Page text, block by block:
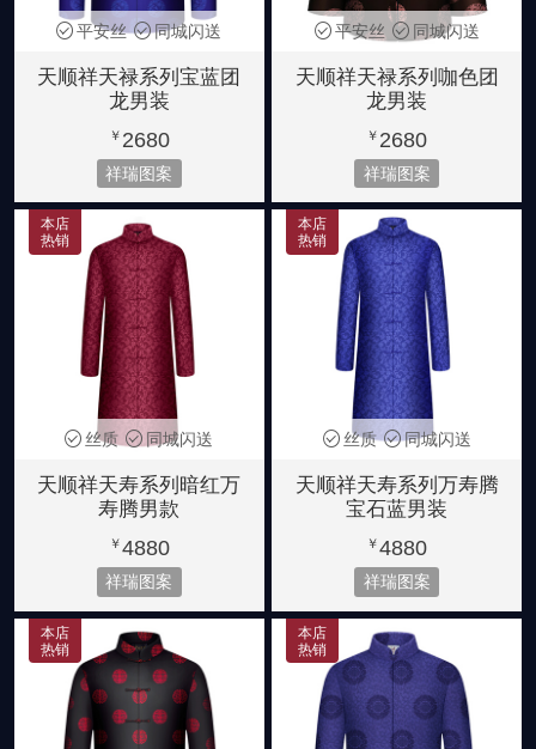
平安丝 同城闪送
天顺祥天禄系列宝蓝团
龙男装
￥ 2680
祥瑞图案
平安丝 同城闪送
天顺祥天禄系列咖色团
龙男装
￥ 2680
祥瑞图案
本店
热销
丝质 同城闪送
天顺祥天寿系列暗红万
寿腾男款
￥4880
祥瑞图案
本店
热销
丝质 同城闪送
天顺祥天寿系列万寿腾
宝石蓝男装
￥4880
祥瑞图案
本店
热销
本店
热销